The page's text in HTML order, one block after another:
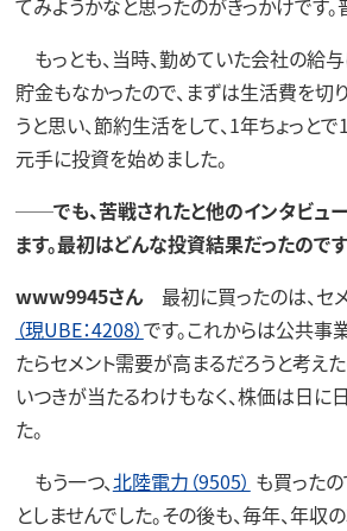
もっとも、当時、勤めていた会社の給
貯金もなかったので、まずは生活費を切
うと思い、節約生活をして、1年ちょっと
元手に投資を始めました。
──でも、苦戦されたと他のインタビュ
ます。最初はどんな投資結果だったので
www9945さん最初に買ったのは、セ
（現UBE：4208）です。これからは公共事
たらセメント需要が高まるだろうと考え
いつきが当たるわけもなく、株価は日に
た。
もう一つ、北陸電力（9505） も買ったの
としませんでした。その後も、毎年、年収